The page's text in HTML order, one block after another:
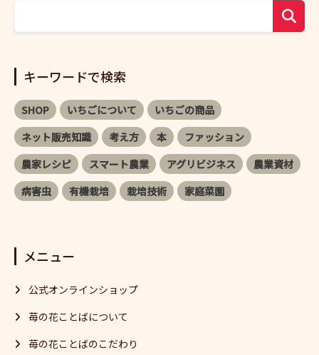
キーワードで検索
SHOP いちごについて
いちごの商品
ネット販売知識
考え方 本
ファッション
農家レシピ
スマート農業 アグリビジネス
農業資材
病害虫
有機栽培 栽培技術 家庭菜園
メニュー
公式オンラインショップ
苺の花ことばについて
苺の花ことばのこだわり